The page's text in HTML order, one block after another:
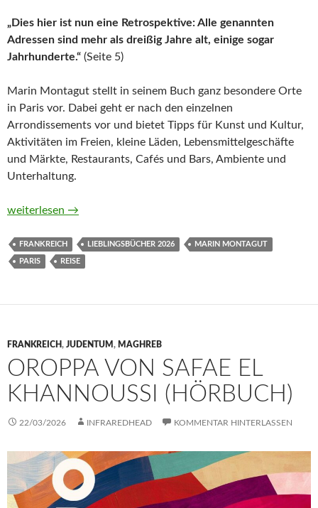
„Dies hier ist nun eine Retrospektive: Alle genannten
Adressen sind mehr als dreißig Jahre alt, einige sogar
Jahrhunderte.“ (Seite 5)
Marin Montagut stellt in seinem Buch ganz besondere Orte
in Paris vor. Dabei geht er nach den einzelnen
Arrondissements vor und bietet Tipps für Kunst und Kultur,
Aktivitäten im Freien, kleine Läden, Lebensmittelgeschäfte
und Märkte, Restaurants, Cafés und Bars, Ambiente und
Unterhaltung.
PARIS. Eine Reise in das Herz der schönsten Stadt der Welt
weiterlesen →
FRANKREICH LIEBLINGSBÜCHER 2026 MARIN MONTAGUT
PARIS REISE
FRANKREICH, JUDENTUM , MAGHREB
OROPPA VON SAFAE EL
KHANNOUSSI (HÖRBUCH)
22/03/2026 INFRAREDHEAD KOMMENTAR HINTERLASSEN